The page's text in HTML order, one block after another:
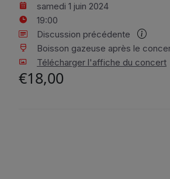
samedi 1 juin 2024
19:00
Discussion précédente
Boisson gazeuse après le
Télécharger l'affiche du concert
€18,00